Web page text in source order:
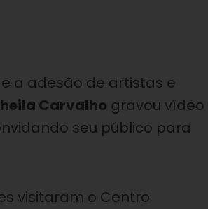
a adesão de artistas e
Carvalho gravou vídeo
seu público para
visitaram o Centro